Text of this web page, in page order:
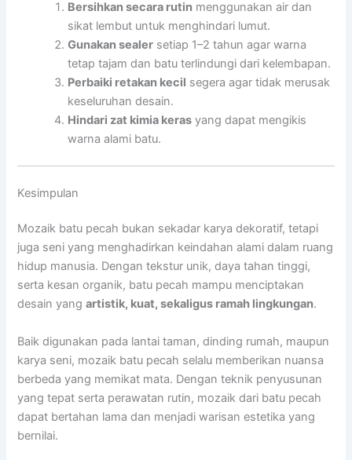
Bersihkan secara rutin menggunakan air dan
sikat lembut untuk menghindari lumut.
Gunakan sealer setiap 1–2 tahun agar warna
tetap tajam dan batu terlindungi dari kelembapan.
Perbaiki retakan kecil segera agar tidak merusak
keseluruhan desain.
Hindari zat kimia keras yang dapat mengikis
warna alami batu.
Kesimpulan
Mozaik batu pecah bukan sekadar karya dekoratif, tetapi
juga seni yang menghadirkan keindahan alami dalam ruang
hidup manusia. Dengan tekstur unik, daya tahan tinggi,
serta kesan organik, batu pecah mampu menciptakan
desain yangartistik, kuat, sekaligus ramah lingkungan.
Baik digunakan pada lantai taman, dinding rumah, maupun
karya seni, mozaik batu pecah selalu memberikan nuansa
berbeda yang memikat mata. Dengan teknik penyusunan
yang tepat serta perawatan rutin, mozaik dari batu pecah
dapat bertahan lama dan menjadi warisan estetika yang
bernilai.